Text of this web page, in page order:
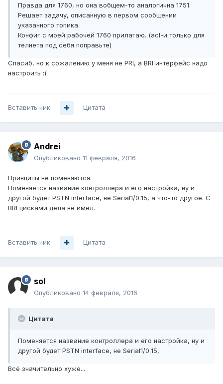
Правда для 1760, но она вобщем-то аналогична 1751.
Решает задачу, описанную в первом сообщении
указанного топика.
Конфиг с моей рабочей 1760 прилагаю. (acl-и только для
телнета под себя поправьте)
Спасиб, но к сожалению у меня не PRI, а BRI интерфейс надо
настроить :(
Вставить ник Цитата
Andrei
Опубликовано 11 февраля, 2016
Принципы не поменяются.
Поменяется название контроллера и его настройка, ну и
другой будет PSTN interface, не Serial1/0:15, а что-то другое. С
BRI цисками дела не имел.
Вставить ник Цитата
sol
Опубликовано 14 февраля, 2016
Цитата
Поменяется название контроллера и его настройка, ну и
другой будет PSTN interface, не Serial1/0:15,
Всё значительно хуже...